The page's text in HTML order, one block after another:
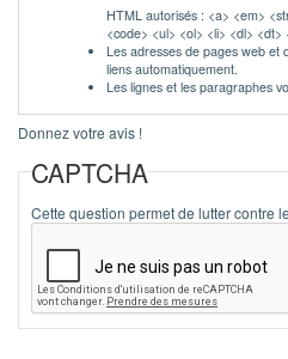
HTML autorisés : <a> <em>
<code> <ul> <ol> <li> <dl> <dt>
Les adresses de pages web et
liens automatiquement.
Les lignes et les paragraphes
Donnez votre avis !
CAPTCHA
Cette question permet de lutter contre